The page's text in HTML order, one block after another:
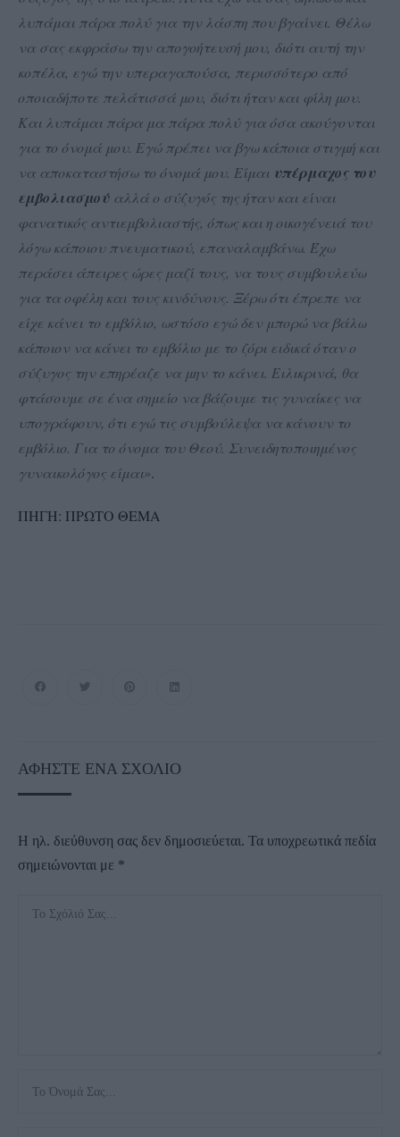
λυπάμαι πάρα πολύ για την λάσπη που βγαίνει. Θέλω
να σας εκφράσω την απογοήτευσή μου, διότι αυτή την
κοπέλα, εγώ την υπεραγαπούσα, περισσότερο από
οποιαδήποτε πελάτισσά μου, διότι ήταν και φίλη μου.
Και λυπάμαι πάρα μα πάρα πολύ για όσα ακούγονται
για το όνομά μου. Εγώ πρέπει να βγω κάποια στιγμή και
να αποκαταστήσω το όνομά μου. Είμαι υπέρμαχος του
εμβολιασμούαλλά ο σύζυγός της ήταν και είναι
φανατικός αντιεμβολιαστής, όπως και η οικογένειά του
λόγω κάποιου πνευματικού, επαναλαμβάνω. Έχω
περάσει άπειρες ώρες μαζί τους, να τους συμβουλεύω
για τα οφέλη και τους κινδύνους. Ξέρω ότι έπρεπε να
είχε κάνει το εμβόλιο, ωστόσο εγώ δεν μπορώ να βάλω
κάποιον να κάνει το εμβόλιο με το ζόρι ειδικά όταν ο
σύζυγος την επηρέαζε να μην το κάνει. Ειλικρινά, θα
φτάσουμε σε ένα σημείο να βάζουμε τις γυναίκες να
υπογράφουν, ότι εγώ τις συμβούλεψα να κάνουν το
εμβόλιο. Για το όνομα του Θεού. Συνειδητοποιημένος
γυναικολόγος είμαι».
ΠΗΓΗ: ΠΡΩΤΟ ΘΕΜΑ
ΑΦΉΣΤΕ ΈΝΑ ΣΧΌΛΙΟ
Η ηλ. διεύθυνση σας δεν δημοσιεύεται. Τα υποχρεωτικά πεδία
σημειώνονται με *